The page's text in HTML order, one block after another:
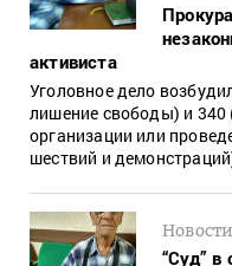
активиста
Уголовное дело
лишение свободы) и 340
организации или
шествий и
Новости
“Суд”